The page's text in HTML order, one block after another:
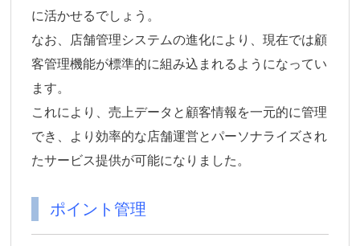
に活かせるでしょう。
なお、店舗管理システムの進化により、現在では顧
客管理機能が標準的に組み込まれるようになってい
ます。
これにより、売上データと顧客情報を一元的に管理
でき、より効率的な店舗運営とパーソナライズされ
たサービス提供が可能になりました。
ポイント管理